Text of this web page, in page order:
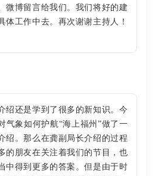
微博留言给我们。我们将好的建
体工作中去。再次谢谢主持人！
绍还是学到了很多的新知识。今
气象如何护航“海上福州”做了一
绍。那么在龚副局长介绍的过程
的朋友在关注着我们的节目，也
中得到更多的答案。但是由于时